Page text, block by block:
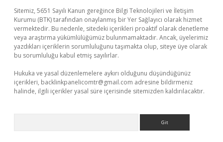
Sitemiz, 5651 Sayılı Kanun gereğince Bilgi Teknolojileri ve İletişim
Kurumu (BTK) tarafından onaylanmış bir Yer Sağlayıcı olarak hizmet
vermektedir. Bu nedenle, sitedeki içerikleri proaktif olarak denetleme
veya araştırma yükümlülüğümüz bulunmamaktadır. Ancak, üyelerimiz
yazdıkları içeriklerin sorumluluğunu taşımakta olup, siteye üye olarak
bu sorumluluğu kabul etmiş sayılırlar.
Hukuka ve yasal düzenlemelere aykırı olduğunu düşündüğünüz
içerikleri, backlinkpanelicomtr@gmail.com adresine bildirmeniz
halinde, ilgili içerikler yasal süre içerisinde sitemizden kaldırılacaktır.